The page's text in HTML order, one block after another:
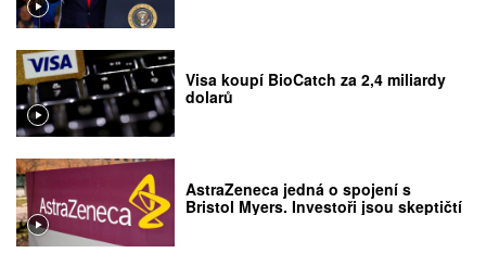
Visa koupí BioCatch za 2,4 miliardy
dolarů
AstraZeneca jedná o spojení s
Bristol Myers. Investoři jsou skeptičtí